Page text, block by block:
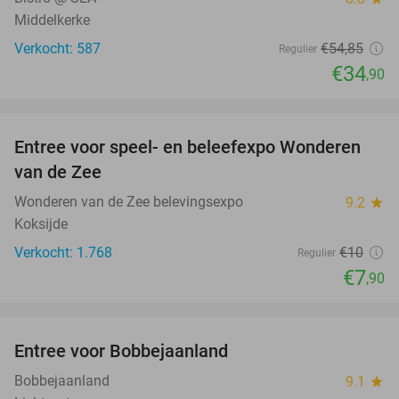
Middelkerke
Verkocht: 587
Regulier €54,85
€34,90
21%
Entree voor speel- en beleefexpo Wonderen
van de Zee
Wonderen van de Zee belevingsexpo 9.2 star
Koksijde
Verkocht: 1.768
Regulier €10
€7,90
Entree voor Bobbejaanland
Bobbejaanland 9.1 star